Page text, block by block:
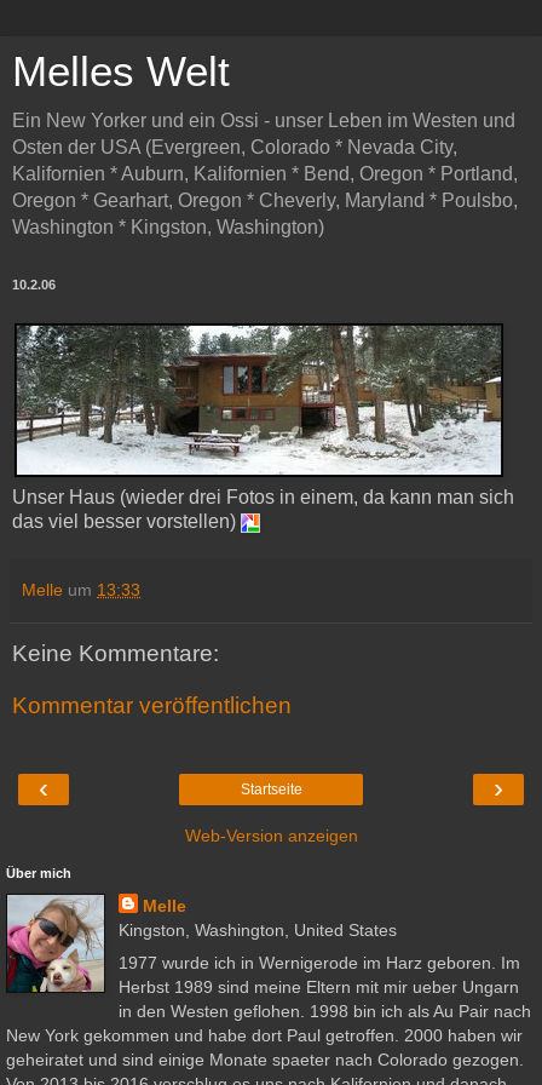
Melles Welt
Ein New Yorker und ein Ossi - unser Leben im Westen und
Osten der USA (Evergreen, Colorado * Nevada City,
Kalifornien * Auburn, Kalifornien * Bend, Oregon * Portland,
Oregon * Gearhart, Oregon * Cheverly, Maryland * Poulsbo,
Washington * Kingston, Washington)
10.2.06
Unser Haus (wieder drei Fotos in einem, da kann man sich
das viel besser vorstellen)
Melle um 13:33
Keine Kommentare:
Kommentar veröffentlichen
‹ ›
Startseite
Web-Version anzeigen
Über mich
Melle
Kingston, Washington, United States
1977 wurde ich in Wernigerode im Harz geboren. Im
Herbst 1989 sind meine Eltern mit mir ueber Ungarn
in den Westen geflohen. 1998 bin ich als Au Pair nach
New York gekommen und habe dort Paul getroffen. 2000 haben wir
geheiratet und sind einige Monate spaeter nach Colorado gezogen.